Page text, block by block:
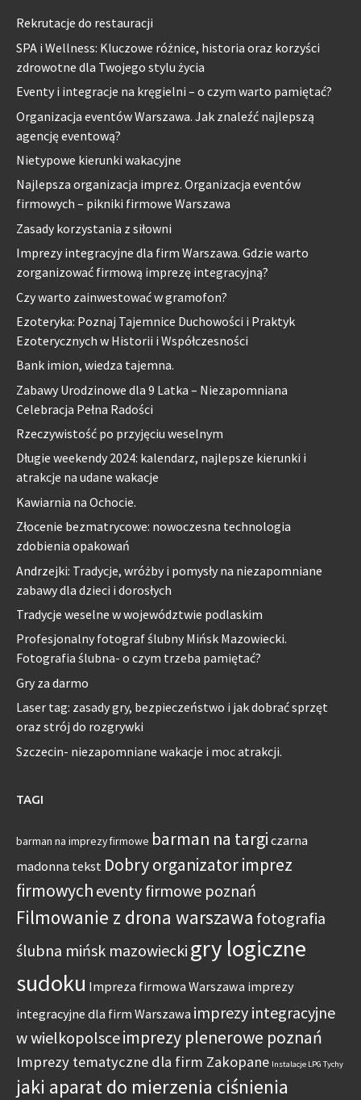
Rekrutacje do restauracji
SPA i Wellness: Kluczowe różnice, historia oraz korzyści
zdrowotne dla Twojego stylu życia
Eventy i integracje na kręgielni – o czym warto pamiętać?
Organizacja eventów Warszawa. Jak znaleźć najlepszą
agencję eventową?
Nietypowe kierunki wakacyjne
Najlepsza organizacja imprez. Organizacja eventów
firmowych – pikniki firmowe Warszawa
Zasady korzystania z siłowni
Imprezy integracyjne dla firm Warszawa. Gdzie warto
zorganizować firmową imprezę integracyjną?
Czy warto zainwestować w gramofon?
Ezoteryka: Poznaj Tajemnice Duchowości i Praktyk
Ezoterycznych w Historii i Współczesności
Bank imion, wiedza tajemna.
Zabawy Urodzinowe dla 9 Latka – Niezapomniana
Celebracja Pełna Radości
Rzeczywistość po przyjęciu weselnym
Długie weekendy 2024: kalendarz, najlepsze kierunki i
atrakcje na udane wakacje
Kawiarnia na Ochocie.
Złocenie bezmatrycowe: nowoczesna technologia
zdobienia opakowań
Andrzejki: Tradycje, wróżby i pomysły na niezapomniane
zabawy dla dzieci i dorosłych
Tradycje weselne w województwie podlaskim
Profesjonalny fotograf ślubny Mińsk Mazowiecki.
Fotografia ślubna- o czym trzeba pamiętać?
Gry za darmo
Laser tag: zasady gry, bezpieczeństwo i jak dobrać sprzęt
oraz strój do rozgrywki
Szczecin- niezapomniane wakacje i moc atrakcji.
TAGI
barman na imprezy firmowe barman na targi czarna
madonna tekst Dobry organizator imprez
firmowych eventy firmowe poznań
Filmowanie z drona warszawa fotografia
ślubna mińsk mazowiecki gry logiczne
sudoku Impreza firmowa Warszawa imprezy
integracyjne dla firm Warszawa imprezy integracyjne
w wielkopolsceimprezy plenerowe poznań
Imprezy tematyczne dla firm Zakopane Instalacje LPG Tychy
jaki aparat do mierzenia ciśnienia